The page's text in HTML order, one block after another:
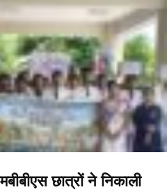
छात्रों ने निकाली